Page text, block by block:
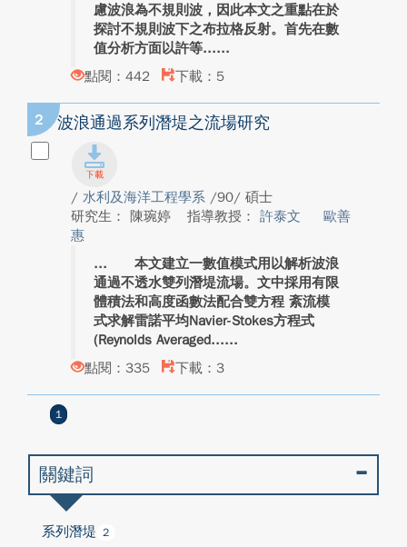
慮波浪為不規則波，因此本文之重點在於
探討不規則波下之布拉格反射。首先在數
值分析方面以許等...
點閱：442
下載：5
2 波浪通過系列潛堤之流場研究
/ 水利及海洋工程學系 /90/ 碩士
研究生： 陳琬婷
指導教授： 許泰文
歐善
惠
本文建立一數值模式用以解析波浪
通過不透水雙列潛堤流場。文中採用有限
體積法和高度函數法配合雙方程 紊流模
式求解雷諾平均Navier-Stokes方程式
(Reynolds Averaged...
點閱：335
下載：3
1
關鍵詞
系列潛堤 2